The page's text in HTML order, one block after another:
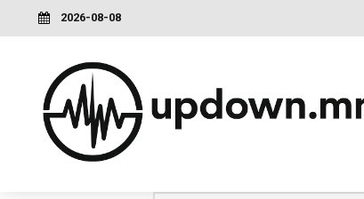
2026-08-08